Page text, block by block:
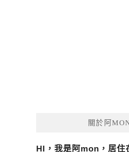
關於阿
HI，我是阿mon，居住